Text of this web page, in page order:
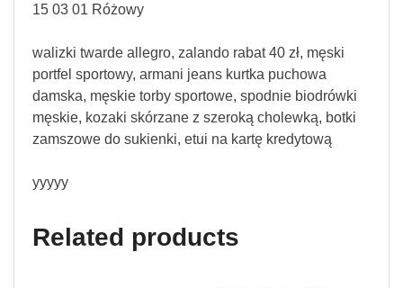
15 03 01 Różowy
walizki twarde allegro, zalando rabat 40 zł, męski
portfel sportowy, armani jeans kurtka puchowa
damska, męskie torby sportowe, spodnie biodrówki
męskie, kozaki skórzane z szeroką cholewką, botki
zamszowe do sukienki, etui na kartę kredytową
yyyyy
Related products